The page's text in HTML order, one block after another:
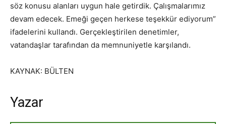
söz konusu alanları uygun hale getirdik. Çalışmalarımız
devam edecek. Emeği geçen herkese teşekkür ediyorum”
ifadelerini kullandı. Gerçekleştirilen denetimler,
vatandaşlar tarafından da memnuniyetle karşılandı.
KAYNAK: BÜLTEN
Yazar